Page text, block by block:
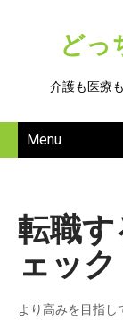
どっ
介護も医療
Menu
転職
ェック
より高みを目指し